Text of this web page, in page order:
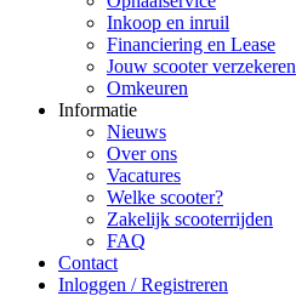
Inkoop en inruil
Financiering en Lease
Jouw scooter verzekeren
Omkeuren
Informatie
Nieuws
Over ons
Vacatures
Welke scooter?
Zakelijk scooterrijden
FAQ
Contact
Inloggen / Registreren